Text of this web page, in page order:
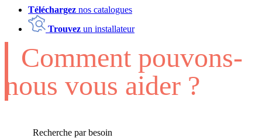
Téléchargez nos catalogues
Trouvez un installateur
Comment pouvons-
nous vous aider ?
Recherche par besoin